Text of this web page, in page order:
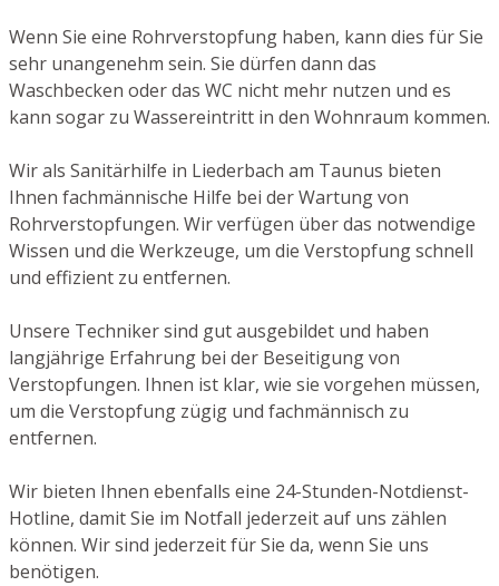
Wenn Sie eine Rohrverstopfung haben, kann dies für Sie
sehr unangenehm sein. Sie dürfen dann das
Waschbecken oder das WC nicht mehr nutzen und es
kann sogar zu Wassereintritt in den Wohnraum kommen.
Wir als Sanitärhilfe in Liederbach am Taunus bieten
Ihnen fachmännische Hilfe bei der Wartung von
Rohrverstopfungen. Wir verfügen über das notwendige
Wissen und die Werkzeuge, um die Verstopfung schnell
und effizient zu entfernen.
Unsere Techniker sind gut ausgebildet und haben
langjährige Erfahrung bei der Beseitigung von
Verstopfungen. Ihnen ist klar, wie sie vorgehen müssen,
um die Verstopfung zügig und fachmännisch zu
entfernen.
Wir bieten Ihnen ebenfalls eine 24-Stunden-Notdienst-
Hotline, damit Sie im Notfall jederzeit auf uns zählen
können. Wir sind jederzeit für Sie da, wenn Sie uns
benötigen.